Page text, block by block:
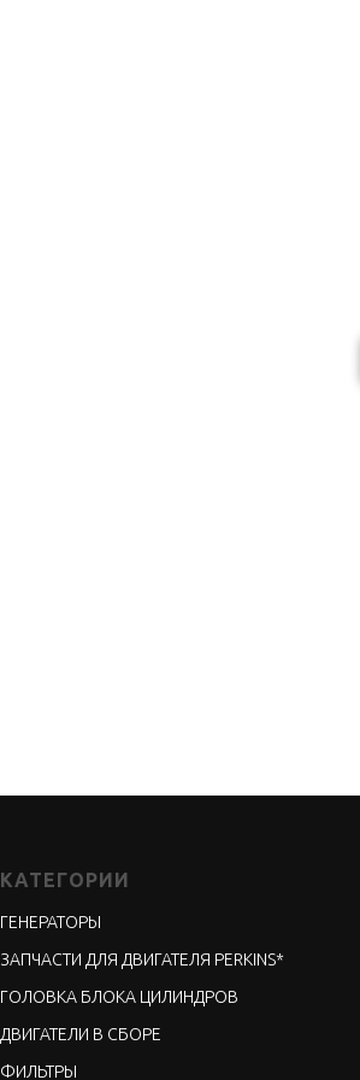
КАТЕГОРИИ
ГЕНЕРАТОРЫ
ЗАПЧАСТИ ДЛЯ ДВИГАТЕЛЯ PERKINS*
ГОЛОВКА БЛОКА ЦИЛИНДРОВ
ДВИГАТЕЛИ В СБОРЕ
ФИЛЬТРЫ